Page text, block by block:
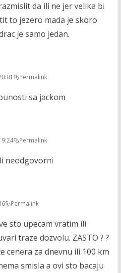
da ili ne jer velika bi
to jezero mada je skoro
je samo jedan.
Permalink
sa jackom
Permalink
neodgovorni
Permalink
sto upecam vratim ili
traze dozvolu. ZASTO ? ?
cenera za dnevnu ili 100 km
smisla a ovi sto bacaju